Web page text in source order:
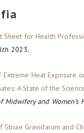
Sheet for Health
. 2023.
Extreme Heat Exposure
A State of the
Midwifery and Women’s
Striae Gravidarum and